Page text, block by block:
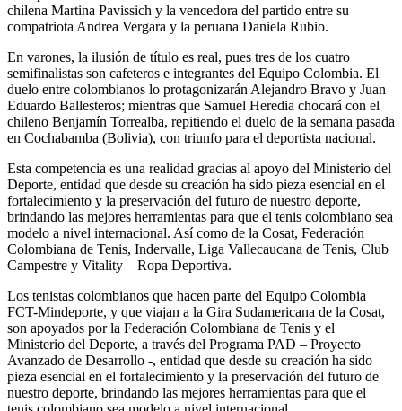
chilena Martina Pavissich y la vencedora del partido entre su
compatriota Andrea Vergara y la peruana Daniela Rubio.
En varones, la ilusión de título es real, pues tres de los cuatro
semifinalistas son cafeteros e integrantes del Equipo Colombia. El
duelo entre colombianos lo protagonizarán Alejandro Bravo y Juan
Eduardo Ballesteros; mientras que Samuel Heredia chocará con el
chileno Benjamín Torrealba, repitiendo el duelo de la semana pasada
en Cochabamba (Bolivia), con triunfo para el deportista nacional.
Esta competencia es una realidad gracias al apoyo del Ministerio del
Deporte, entidad que desde su creación ha sido pieza esencial en el
fortalecimiento y la preservación del futuro de nuestro deporte,
brindando las mejores herramientas para que el tenis colombiano sea
modelo a nivel internacional. Así como de la Cosat, Federación
Colombiana de Tenis, Indervalle, Liga Vallecaucana de Tenis, Club
Campestre y Vitality – Ropa Deportiva.
Los tenistas colombianos que hacen parte del Equipo Colombia
FCT-Mindeporte, y que viajan a la Gira Sudamericana de la Cosat,
son apoyados por la Federación Colombiana de Tenis y el
Ministerio del Deporte, a través del Programa PAD – Proyecto
Avanzado de Desarrollo -, entidad que desde su creación ha sido
pieza esencial en el fortalecimiento y la preservación del futuro de
nuestro deporte, brindando las mejores herramientas para que el